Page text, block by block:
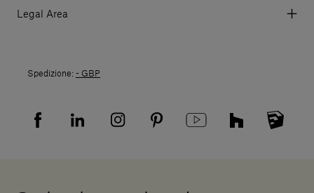
I miei ordini
Mappa del sito
Legal Area
Politica di Reso
Informativa Privacy fornitori
Spedizione: - GBP